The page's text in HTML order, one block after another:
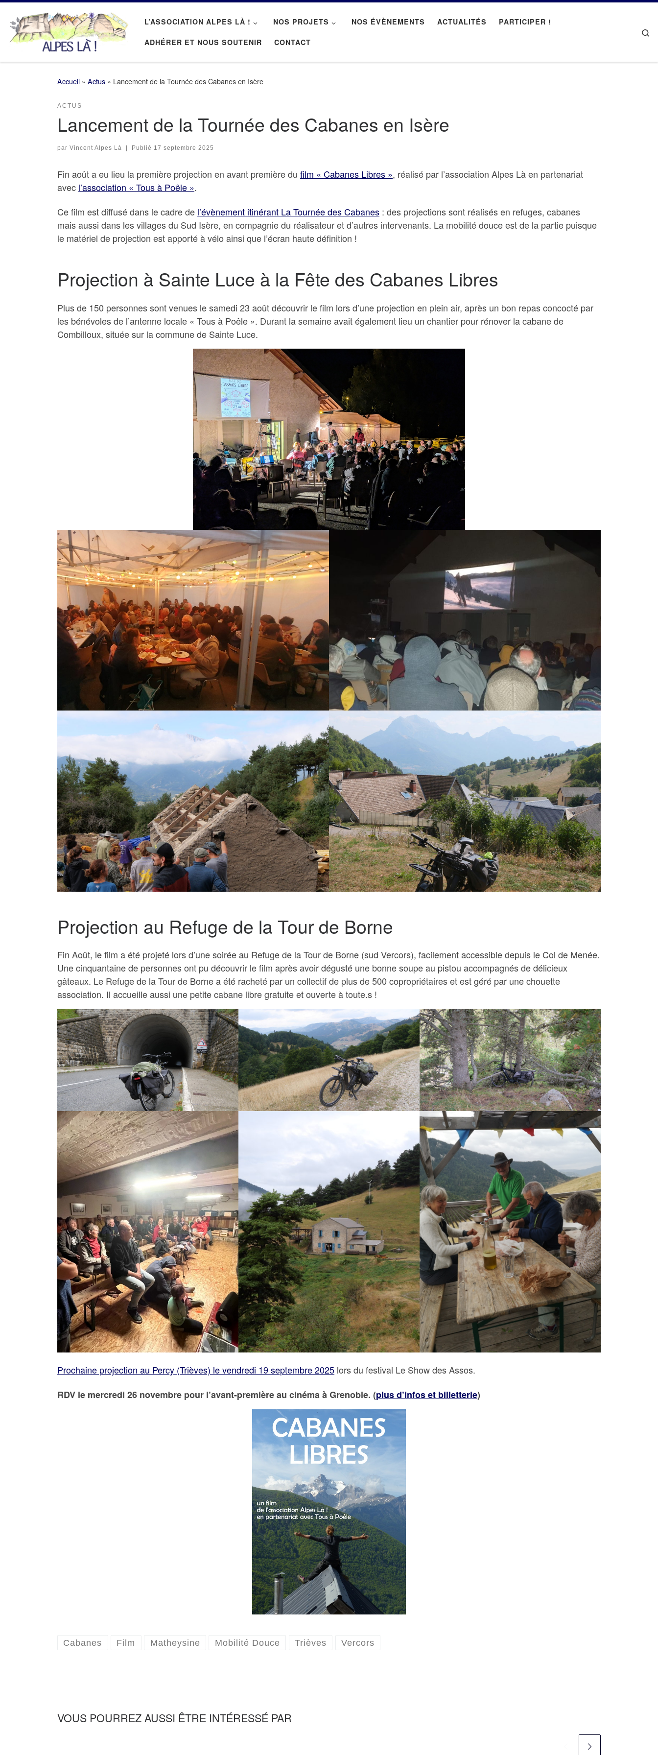
Passer au contenu
L’ASSOCIATION ALPES LÀ ! NOS PROJETS NOS ÉVÈNEMENTS ACTUALITÉS PARTICIPER !
ADHÉRER ET NOUS SOUTENIR CONTACT
Accueil » Actus » Lancement de la Tournée des Cabanes en Isère
ACTUS
Lancement de la Tournée des Cabanes en Isère
par Vincent Alpes Là Publié 17 septembre 2025
Fin août a eu lieu la première projection en avant première du film « Cabanes Libres », réalisé par l’association Alpes Là en partenariat
avec l’association « Tous à Poêle ».
Ce film est diffusé dans le cadre de l’évènement itinérant La Tournée des Cabanes : des projections sont réalisés en refuges, cabanes
mais aussi dans les villages du Sud Isère, en compagnie du réalisateur et d’autres intervenants. La mobilité douce est de la partie puisque
le matériel de projection est apporté à vélo ainsi que l’écran haute définition !
Projection à Sainte Luce à la Fête des Cabanes Libres
Plus de 150 personnes sont venues le samedi 23 août découvrir le film lors d’une projection en plein air, après un bon repas concocté par
les bénévoles de l’antenne locale « Tous à Poêle ». Durant la semaine avait également lieu un chantier pour rénover la cabane de
Combilloux, située sur la commune de Sainte Luce.
Projection au Refuge de la Tour de Borne
Fin Août, le film a été projeté lors d’une soirée au Refuge de la Tour de Borne (sud Vercors), facilement accessible depuis le Col de Menée.
Une cinquantaine de personnes ont pu découvrir le film après avoir dégusté une bonne soupe au pistou accompagnés de délicieux
gâteaux. Le Refuge de la Tour de Borne a été racheté par un collectif de plus de 500 copropriétaires et est géré par une chouette
association. Il accueille aussi une petite cabane libre gratuite et ouverte à toute.s !
Prochaine projection au Percy (Trièves) le vendredi 19 septembre 2025 lors du festival Le Show des Assos.
RDV le mercredi 26 novembre pour l’avant-première au cinéma à Grenoble. (plus d’infos et billetterie)
Cabanes Film Matheysine Mobilité Douce Trièves Vercors
VOUS POURREZ AUSSI ÊTRE INTÉRESSÉ PAR